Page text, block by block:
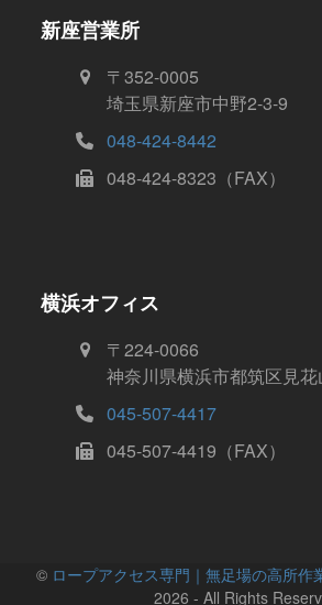
新座営業所
〒352-0005
埼玉県新座市中野2-3-9
048-424-8442
048-424-8323（FAX）
横浜オフィス
〒224-0066
神奈川県横浜市都筑区見
045-507-4417
045-507-4419（FAX）
©️ ロープアクセス専門｜無足場の高所作
2026 - All Rights